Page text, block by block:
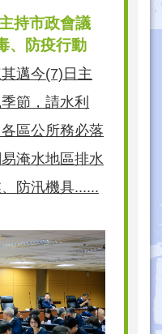
持市政會議
、防疫行動
邁今(7)日主
節，請水利
區公所務必落
淹水地區排水
防汛機具......